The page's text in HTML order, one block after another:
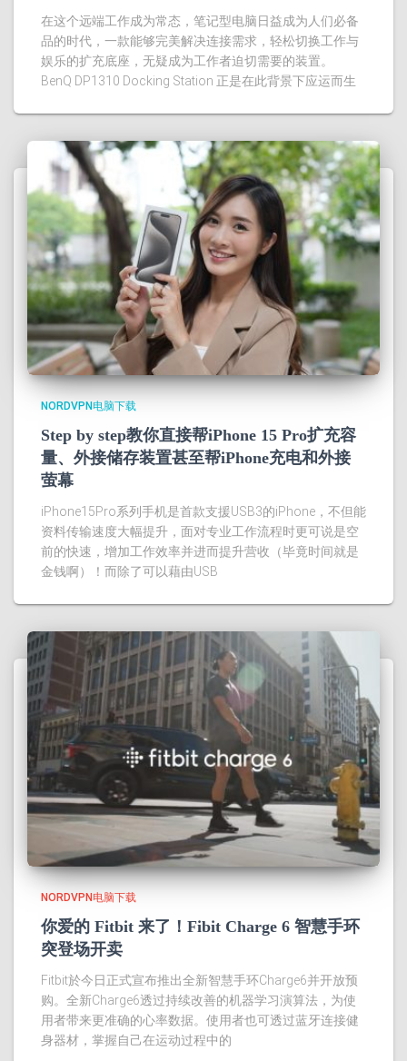
在这个远端工作成为常态，笔记型电脑日益成为人们必备
品的时代，一款能够完美解决连接需求，轻松切换工作与
娱乐的扩充底座，无疑成为工作者迫切需要的装置。
BenQ DP1310 Docking Station 正是在此背景下应运而生
NORDVPN电脑下载
Step by step教你直接帮iPhone 15 Pro扩充容
量、外接储存装置甚至帮iPhone充电和外接
萤幕
iPhone15Pro系列手机是首款支援USB3的iPhone，不但能
资料传输速度大幅提升，面对专业工作流程时更可说是空
前的快速，增加工作效率并进而提升营收（毕竟时间就是
金钱啊）！而除了可以藉由USB
NORDVPN电脑下载
你爱的 Fitbit 来了！Fibit Charge 6 智慧手环
突登场开卖
Fitbit於今日正式宣布推出全新智慧手环Charge6并开放预
购。全新Charge6透过持续改善的机器学习演算法，为使
用者带来更准确的心率数据。使用者也可透过蓝牙连接健
身器材，掌握自己在运动过程中的